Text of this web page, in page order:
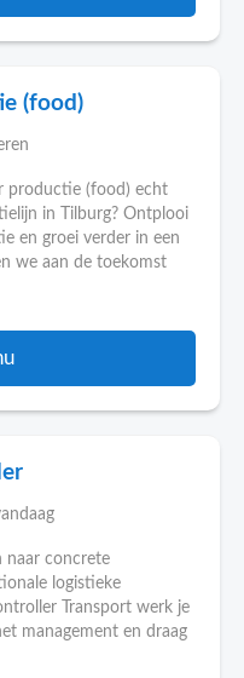
(food)
productie (food) echt
in Tilburg? Ontplooi
en groei verder in een
we aan de toekomst
naar concrete
logistieke
Transport werk je
management en draag